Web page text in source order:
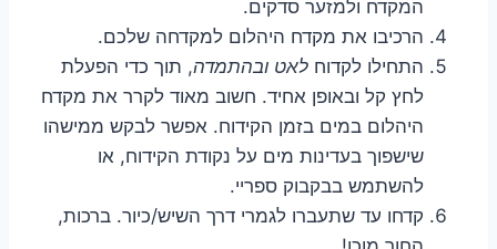
המקדח ולמזער סדקים.
הרכיבו את מקדח היהלום למקדחה שלכם.
התחילו לקדוח לאט ובהתמדה, תוך כדי הפעלת
לחץ קל ובאופן אחיד. חשוב מאוד לקרר את מקדח
היהלום במים בזמן הקידוח. אפשר לבקש ממישהו
שישפוך בעדינות מים על נקודת הקידוח, או
להשתמש בבקבוק ספריי.
קדחו עד שתעברו לגמרי דרך השיש/כיור. ברכות,